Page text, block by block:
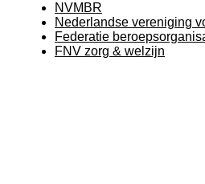
NVMBR
Nederlandse vereniging
Federatie
FNV zorg & welzijn